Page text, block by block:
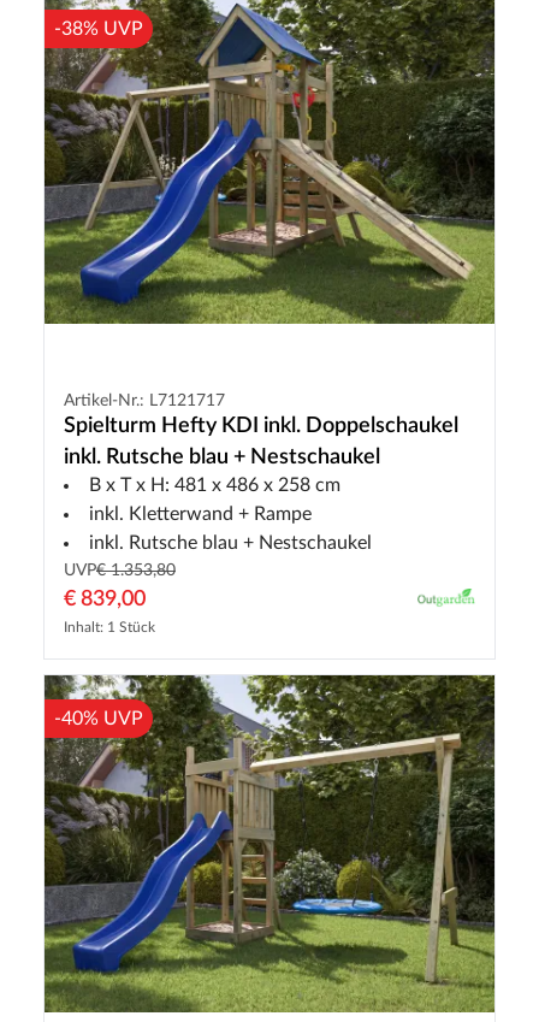
-38% UVP
Artikel-Nr.: L7121717
Spielturm Hefty KDI inkl. Doppelschaukel
inkl. Rutsche blau + Nestschaukel
B x T x H: 481 x 486 x 258 cm
inkl. Kletterwand + Rampe
inkl. Rutsche blau + Nestschaukel
UVP€ 1.353,80
€ 839,00
Inhalt: 1 Stück
-40% UVP